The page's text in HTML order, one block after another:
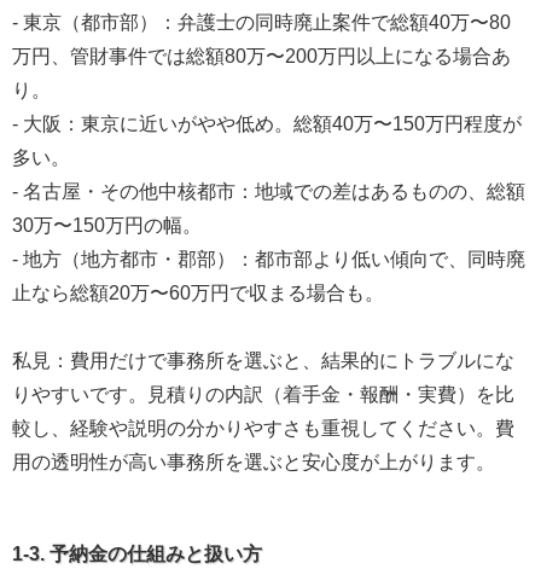
- 東京（都市部）：弁護士の同時廃止案件で総額40万〜80
万円、管財事件では総額80万〜200万円以上になる場合あ
り。
- 大阪：東京に近いがやや低め。総額40万〜150万円程度が
多い。
- 名古屋・その他中核都市：地域での差はあるものの、総額
30万〜150万円の幅。
- 地方（地方都市・郡部）：都市部より低い傾向で、同時廃
止なら総額20万〜60万円で収まる場合も。
私見：費用だけで事務所を選ぶと、結果的にトラブルにな
りやすいです。見積りの内訳（着手金・報酬・実費）を比
較し、経験や説明の分かりやすさも重視してください。費
用の透明性が高い事務所を選ぶと安心度が上がります。
1-3. 予納金の仕組みと扱い方